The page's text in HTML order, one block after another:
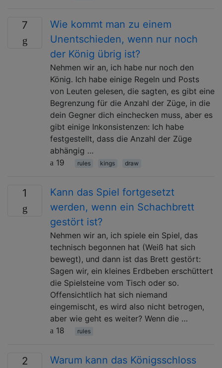
7
Wie kommt man zu einem
Unentschieden, wenn nur noch
der König übrig ist?
Nehmen wir an, ich habe nur noch den
König. Ich habe einige Regeln und Posts
von Leuten gelesen, die sagten, es gibt eine
Begrenzung für die Anzahl der Züge, in die
dein Gegner dich einchecken muss, aber es
gibt einige Inkonsistenzen: Ich habe
festgestellt, dass die Anzahl der Züge
abhängig …
19
rules kings draw
1
Kann das Spiel fortgesetzt
werden, wenn ein Schachbrett
gestört ist?
Nehmen wir an, ich spiele ein Spiel, das
technisch begonnen hat (Weiß hat sich
bewegt), und dann ist das Brett gestört:
Sagen wir, ein kleines Erdbeben erschüttert
die Spielsteine ​​vom Tisch oder so.
Offensichtlich hat sich niemand
eingemischt, es wird also nicht betrogen,
aber wie geht es weiter? Wenn die …
18
rules
2
Warum kann das Königsschloss